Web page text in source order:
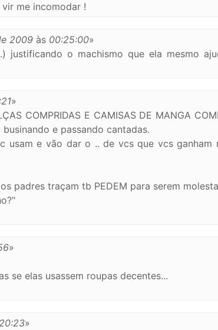
me incomodar !
2009 às 00:25:00»
justificando o machismo que ela mesmo
»
COMPRIDAS E CAMISAS DE MANGA
e passando cantadas.
usam e vão dar o .. de vcs que vcs ganham
padres traçam tb PEDEM para serem
»
se elas usassem roupas decentes...
»